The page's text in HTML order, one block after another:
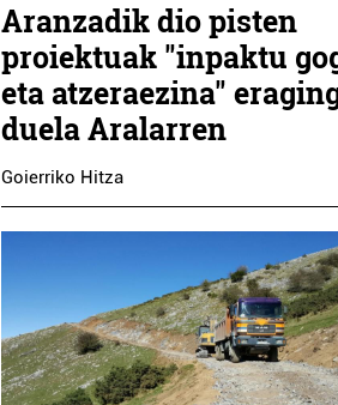
Aranzadik dio pisten
proiektuak "inpaktu
eta atzeraezina"
duela Aralarren
Goierriko Hitza